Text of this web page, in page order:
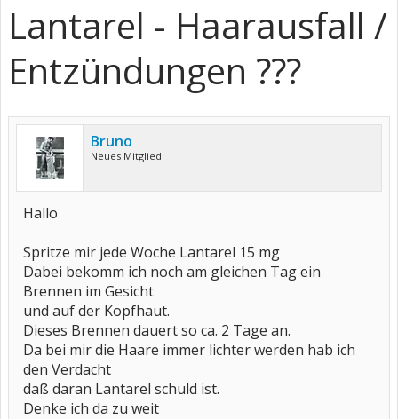
Lantarel - Haarausfall /
Entzündungen ???
Bruno
Neues Mitglied
Hallo
Spritze mir jede Woche Lantarel 15 mg
Dabei bekomm ich noch am gleichen Tag ein
Brennen im Gesicht
und auf der Kopfhaut.
Dieses Brennen dauert so ca. 2 Tage an.
Da bei mir die Haare immer lichter werden hab ich
den Verdacht
daß daran Lantarel schuld ist.
Denke ich da zu weit